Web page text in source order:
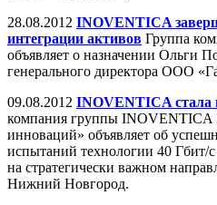
28.08.2012 INOVENTICA
интеграции активов Группа
объявляет о назначении Ольги
генерального директора ООО
09.08.2012 INOVENTICA стала
компания группы
инноваций» объявляет об
испытаний технологии 40 Гбит/с
на стратегически важном
Нижний Новгород.